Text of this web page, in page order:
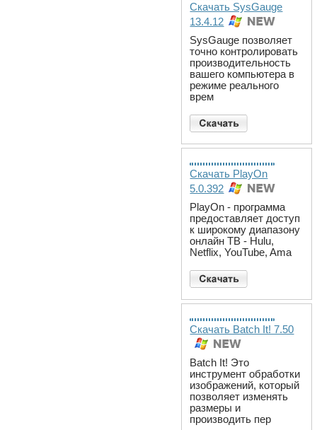
Скачать SysGauge
13.4.12
SysGauge позволяет
точно контролировать
производительность
вашего компьютера в
режиме реального
врем
Скачать PlayOn
5.0.392
PlayOn - программа
предоставляет доступ
к широкому диапазону
онлайн ТВ - Hulu,
Netflix, YouTube, Ama
Скачать Batch It! 7.50
Batch It! Это
инструмент обработки
изображений, который
позволяет изменять
размеры и
производить пер